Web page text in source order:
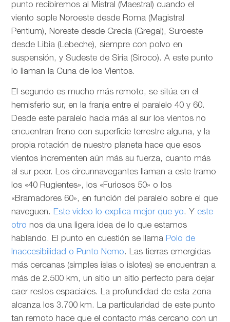
punto recibiremos al Mistral (Maestral) cuando el
viento sople Noroeste desde Roma (Magistral
Pentium), Noreste desde Grecia (Gregal), Suroeste
desde Libia (Lebeche), siempre con polvo en
suspensión, y Sudeste de Siria (Siroco). A este punto
lo llaman la Cuna de los Vientos.
El segundo es mucho más remoto, se sitúa en el
hemisferio sur, en la franja entre el paralelo 40 y 60.
Desde este paralelo hacia más al sur los vientos no
encuentran freno con superficie terrestre alguna, y la
propia rotación de nuestro planeta hace que esos
vientos incrementen aún más su fuerza, cuanto más
al sur peor. Los circunnavegantes llaman a este tramo
los «40 Rugientes», los «Furiosos 50» o los
«Bramadores 60», en función del paralelo sobre el que
naveguen. Este video lo explica mejor que yo. Y este
otro nos da una ligera idea de lo que estamos
hablando. El punto en cuestión se llama Polo de
Inaccesibilidad o Punto Nemo. Las tierras emergidas
más cercanas (simples islas o islotes) se encuentran a
más de 2.500 km, un sitio un sitio perfecto para dejar
caer restos espaciales. La profundidad de esta zona
alcanza los 3.700 km. La particularidad de este punto
tan remoto hace que el contacto más cercano con un